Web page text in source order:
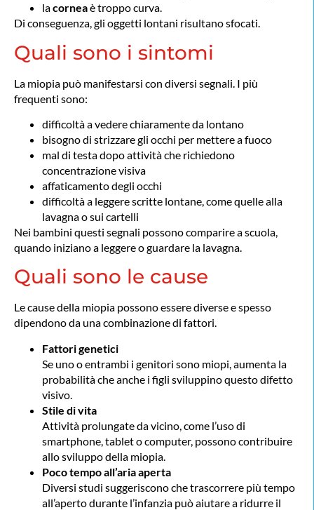
lacorneaè troppo curva.
Di conseguenza, gli oggetti lontani risultano sfocati.
Quali sono i sintomi
La miopia può manifestarsi con diversi segnali. I più
frequenti sono:
difficoltà a vedere chiaramente da lontano
bisogno di strizzare gli occhi per mettere a fuoco
mal di testa dopo attività che richiedono
concentrazione visiva
affaticamento degli occhi
difficoltà a leggere scritte lontane, come quelle alla
lavagna o sui cartelli
Nei bambini questi segnali possono comparire a scuola,
quando iniziano a leggere o guardare la lavagna.
Quali sono le cause
Le cause della miopia possono essere diverse e spesso
dipendono da una combinazione di fattori.
Fattori genetici
Se uno o entrambi i genitori sono miopi, aumenta la
probabilità che anche i figli sviluppino questo difetto
visivo.
Stile di vita
Attività prolungate da vicino, come l’uso di
smartphone, tablet o computer, possono contribuire
allo sviluppo della miopia.
Poco tempo all’aria aperta
Diversi studi suggeriscono che trascorrere più tempo
all’aperto durante l’infanzia può aiutare a ridurre il